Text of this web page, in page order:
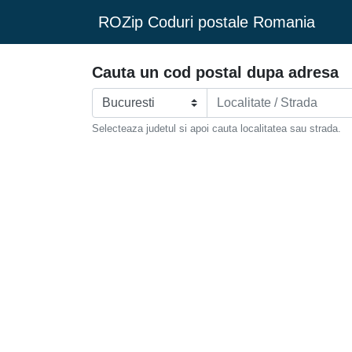
ROZip Coduri postale Romania
Cauta un cod postal dupa adresa
Selecteaza judetul si apoi cauta localitatea sau strada.